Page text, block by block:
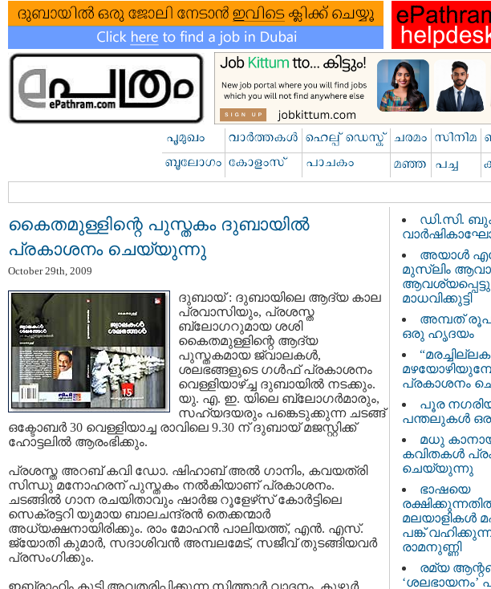
കൈതമുള്ളിന്റെ പുസ്തകം ദുബായില്‍
പ്രകാശനം ചെയ്യുന്നു
October 29th, 2009
ദുബായ് : ദുബായിലെ ആദ്യ കാല
പ്രവാസിയും, പ്രശസ്ത
ബ്ലോഗറുമായ ശശി
കൈതമുള്ളിന്റെ ആദ്യ
പുസ്തകമായ ജ്വാലകള്‍,
ശലഭങ്ങളുടെ ഗള്‍ഫ് പ്രകാശനം
വെള്ളിയാഴ്ച്ച ദുബായില്‍ നടക്കും.
യു. എ. ഇ. യിലെ ബ്ലോഗര്‍മാരും,
സഹ്യദയരും പങ്കെടുക്കുന്ന ചടങ്ങ്
ഒക്ടോബര്‍ 30 വെള്ളിയാച്ച രാവിലെ 9.30 ന് ദുബായ് മജസ്റ്റിക്ക്
ഹോട്ടലില്‍ ആരംഭിക്കും.
പ്രശസ്ത അറബ് കവി ഡോ. ഷിഹാബ് അല്‍ ഗാനിം, കവയത്രി
സിന്ധു മനോഹരന് പുസ്തകം നല്‍കിയാണ് പ്രകാശനം.
ചടങ്ങില്‍ ഗാന രചയിതാവും ഷാര്‍ജ റൂളേഴ്‌സ് കോര്‍ട്ടിലെ
സെക്രട്ടറി യുമായ ബാലചന്ദ്രന്‍ തെക്കന്മാര്‍
അധ്യക്ഷനായിരിക്കും. രാം മോഹന്‍ പാലിയത്ത്, എന്‍. എസ്.
ജ്യോതി കുമാര്‍, സദാശിവന്‍ അമ്പലമേട്, സജീവ്‍ തുടങ്ങിയവര്‍
പ്രസംഗിക്കും.
ഇബ്രാഹിം കുട്ടി അവതരിപ്പിക്കുന്ന സിത്താര്‍ വാദനം, കുഴൂര്‍
ഡി.സി.
അയാള്‍
മുസ്‌ലിം
ആവശ്യപ്പെട്ടു
മാധവിക്കുട്ടി
അമ്പത്
ഒരു ഹൃദയം
പ്രകാശനം
പൂര
പന്തലുകള്‍
മധു
കവിതകള്‍
ചെയ്യുന്നു
ഭാഷയെ
മലയാളികള്‍
പങ്ക്
രാമനുണ്ണി
രമ്യ
‘ശലഭായനം’